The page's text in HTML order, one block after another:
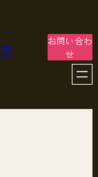
お問い合わ
せ